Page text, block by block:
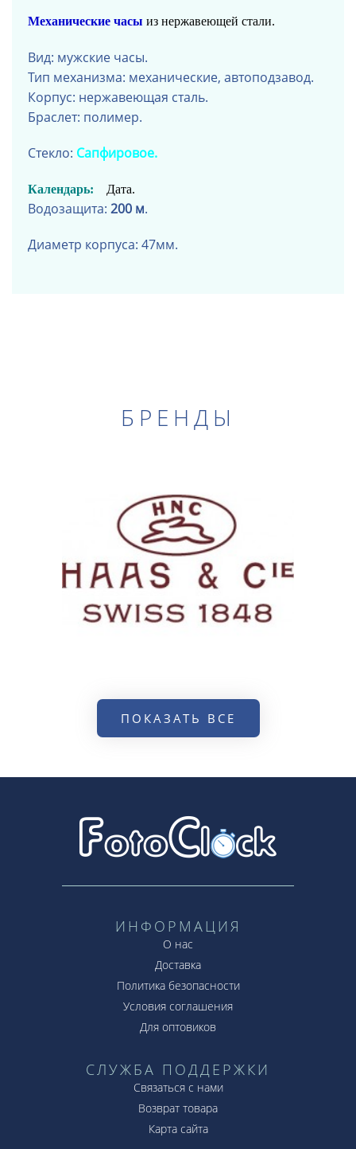
Механические часы из нержавеющей стали.
Вид: мужские часы.
Тип механизма: механические, автоподзавод.
Корпус: нержавеющая сталь.
Браслет: полимер.
Стекло: Сапфировое.
Календарь: Дата.
Водозащита: 200 м.
Диаметр корпуса: 47мм.
БРЕНДЫ
ПОКАЗАТЬ ВСЕ
ИНФОРМАЦИЯ
О нас
Доставка
Политика безопасности
Условия соглашения
Для оптовиков
СЛУЖБА ПОДДЕРЖКИ
Связаться с нами
Возврат товара
Карта сайта